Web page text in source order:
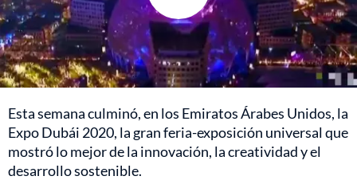
Esta semana culminó, en los Emiratos Árabes Unidos, la
Expo Dubái 2020, la gran feria-exposición universal que
mostró lo mejor de la innovación, la creatividad y el
desarrollo sostenible.